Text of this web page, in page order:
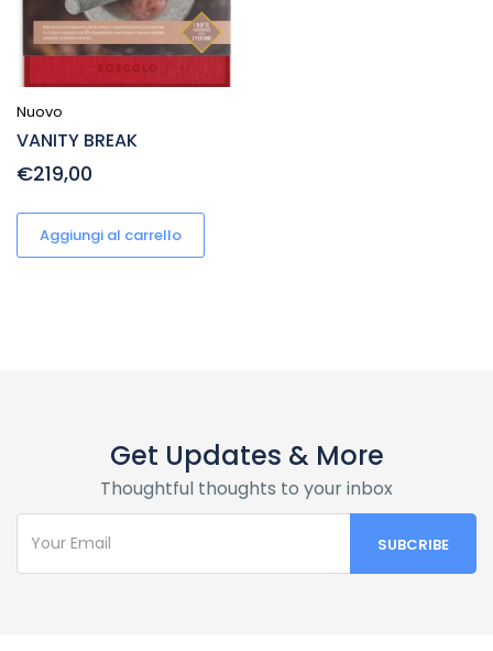
Nuovo
VANITY BREAK
€219,00
Aggiungi al carrello
Get Updates & More
Thoughtful thoughts to your inbox